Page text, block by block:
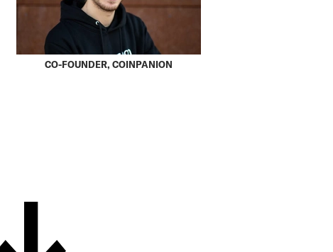
CO-FOUNDER, COINPANION